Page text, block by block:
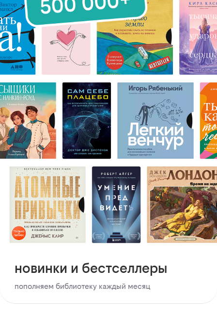
новинки и бестселлеры
пополняем библиотеку каждый месяц